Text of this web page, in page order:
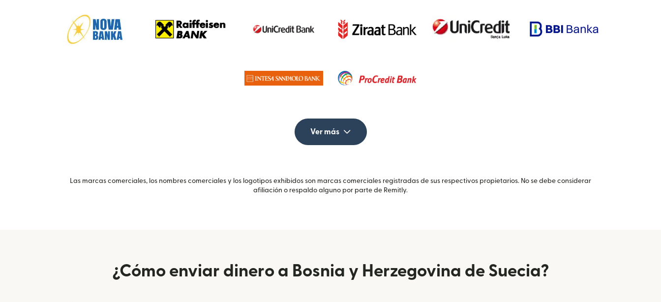
Ver más
Las marcas comerciales, los nombres comerciales y los logotipos exhibidos son marcas comerciales registradas de sus respectivos propietarios. No se debe considerar
afiliación o respaldo alguno por parte de Remitly.
¿Cómo enviar dinero a Bosnia y Herzegovina de Suecia?